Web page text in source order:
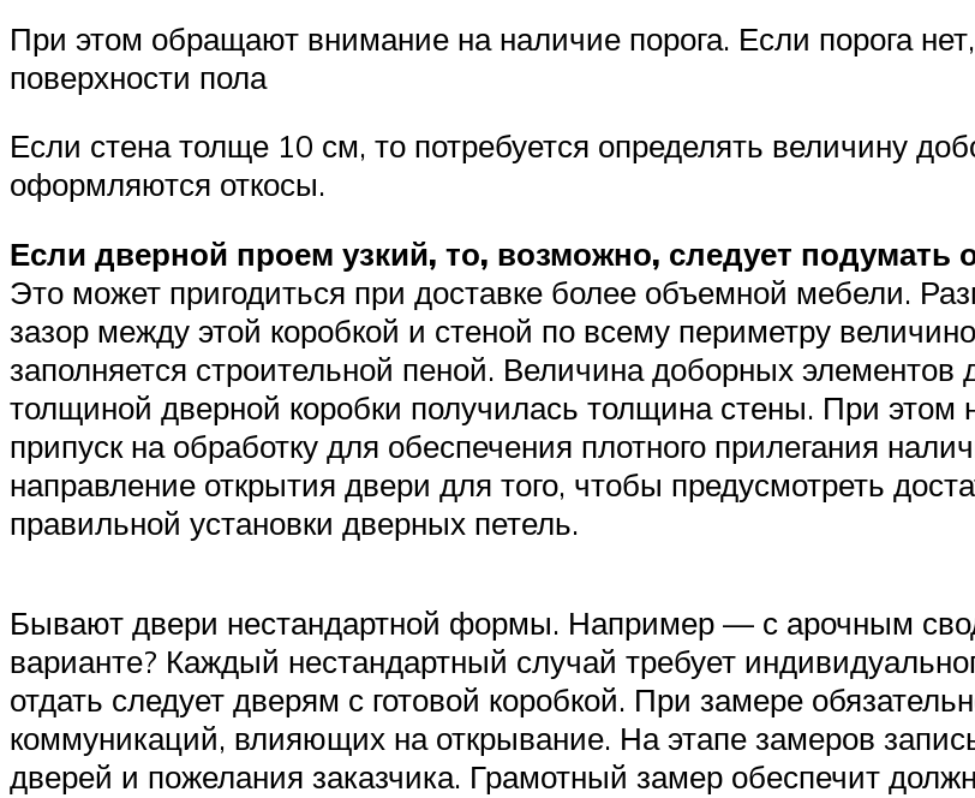
При этом обращают внимание на наличие порога. Если порога
поверхности пола
Если стена толще 10 см, то потребуется определять величину
оформляются откосы.
Если дверной проем узкий, то, возможно, следует подумать
Это может пригодиться при доставке более объемной мебели.
зазор между этой коробкой и стеной по всему периметру
заполняется строительной пеной. Величина доборных
толщиной дверной коробки получилась толщина стены. При этом
припуск на обработку для обеспечения плотного прилегания
направление открытия двери для того, чтобы предусмотреть
правильной установки дверных петель.
Бывают двери нестандартной формы. Например — с арочным
варианте? Каждый нестандартный случай требует
отдать следует дверям с готовой коробкой. При замере
коммуникаций, влияющих на открывание. На этапе замеров
дверей и пожелания заказчика. Грамотный замер обеспечит